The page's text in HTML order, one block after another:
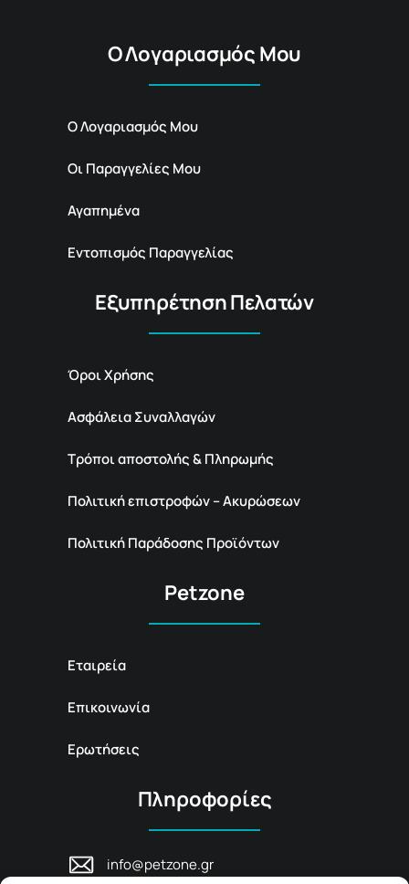
Ο Λογαριασμός Μου
Ο Λογαριασμός Μου
Οι Παραγγελίες Μου
Αγαπημένα
Εντοπισμός Παραγγελίας
Εξυπηρέτηση Πελατών
Όροι Χρήσης
Ασφάλεια Συναλλαγών
Τρόποι αποστολής & Πληρωμής
Πολιτική επιστροφών – Ακυρώσεων
Πολιτική Παράδοσης Προϊόντων
Petzone
Εταιρεία
Επικοινωνία
Ερωτήσεις
Πληροφορίες
info@petzone.gr